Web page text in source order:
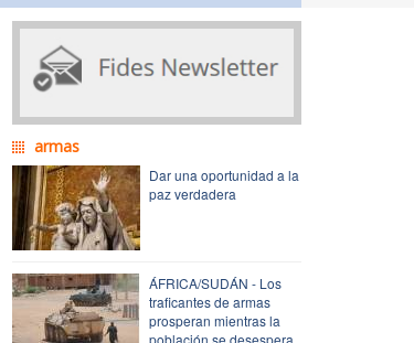
armas
Dar una oportunidad a la
paz verdadera
ÁFRICA/SUDÁN - Los
traficantes de armas
prosperan mientras la
población se desespera